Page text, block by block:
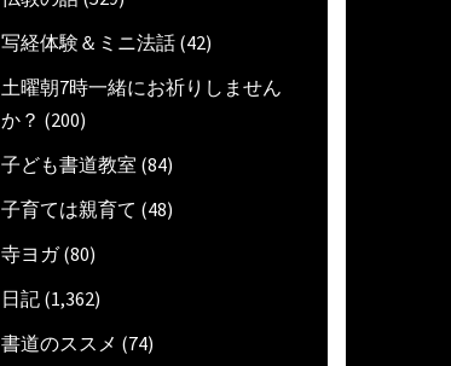
写経体験＆ミニ法話 (42)
土曜朝7時一緒にお祈りしません
か？ (200)
子ども書道教室 (84)
子育ては親育て (48)
寺ヨガ(80)
日記 (1,362)
書道のススメ (74)